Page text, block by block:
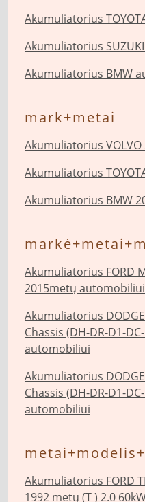
Akumuliatorius
Akumuliatorius
Akumuliatorius BMW
mark+metai
Akumuliatorius
Akumuliatorius
Akumuliatorius BMW
Akumuliatorius FORD
2015metų automobiliui
Akumuliatorius
Chassis (DH-DR-D1-
automobiliui
Akumuliatorius
Chassis (DH-DR-D1-
automobiliui
Akumuliatorius FORD
1992 metų (T ) 2.0